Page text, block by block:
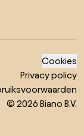
Cookies
Privacy policy
© 2026 Biano B.V.